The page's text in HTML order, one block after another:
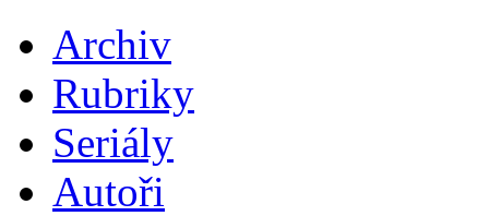
Archiv
Rubriky
Seriály
Autoři